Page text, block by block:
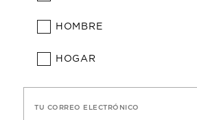
HOMBRE
HOGAR
TU CORREO ELECTRÓNICO